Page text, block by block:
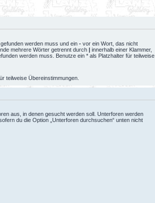
werden muss und ein - vor ein Wort, das nicht
mehrere Wörter getrennt durch | innerhalb einer Klammer,
werden muss. Benutze ein * als Platzhalter für teilweise
teilweise Übereinstimmungen.
aus, in denen gesucht werden soll. Unterforen werden
du die Option „Unterforen durchsuchen“ unten nicht